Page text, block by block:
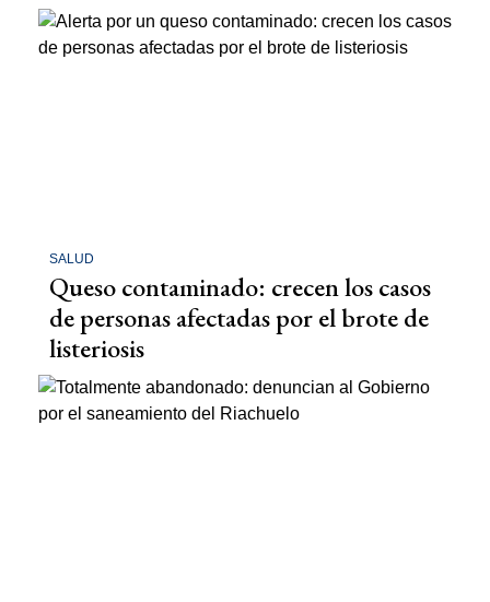
SALUD
Queso contaminado: crecen los casos
de personas afectadas por el brote de
listeriosis